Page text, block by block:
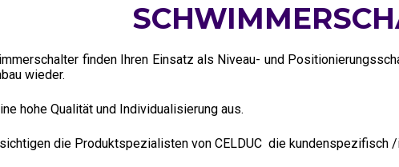
finden Ihren Einsatz als Niveau- und
wieder.
hohe Qualität und Individualisierung aus.
die Produktspezialisten von CELDUC die kundenspezifisch